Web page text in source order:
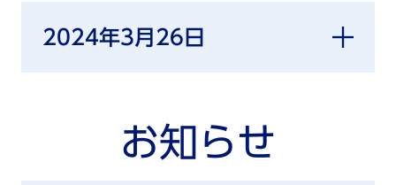
2024年3月26日
お知らせ